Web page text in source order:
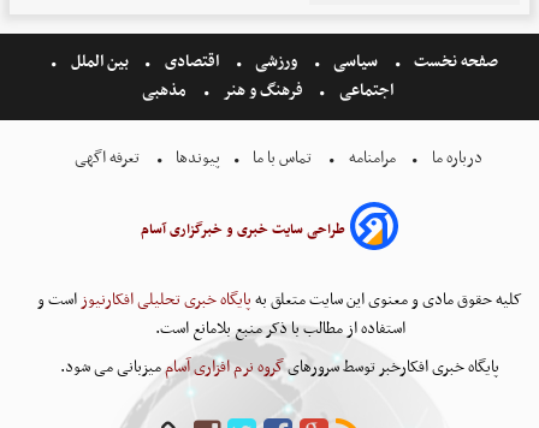
صفحه نخست سیاسی ورزشی اقتصادی
بین الملل
اجتماعی
فرهنگ و هنر مذهبی
درباره ما مرامنامه تماس با ما پیوندها تعرفه اگهی
طراحی سایت خبری و خبرگزاری آسام
کلیه حقوق مادی و معنوی این سایت متعلق بهپایگاه خبری تحلیلی افکارنیوزاست و
استفاده از مطالب با ذکر منبع بلامانع است.
پایگاه خبری افکارخبر توسط سرورهایگروه نرم افزاری آساممیزبانی می شود.